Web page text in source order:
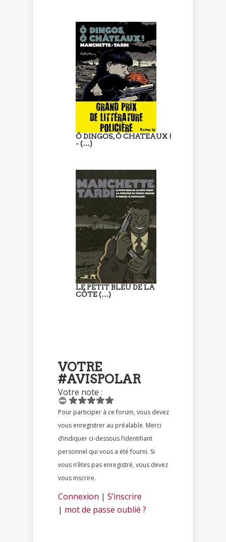
Ô DINGOS, Ô CHATEAUX !
- (…)
LE PETIT BLEU DE LA
CÔTE (…)
VOTRE
#AVISPOLAR
Votre note :
Pour participer à ce forum, vous devez
vous enregistrer au préalable. Merci
d’indiquer ci-dessous l’identifiant
personnel qui vous a été fourni. Si
vous n’êtes pas enregistré, vous devez
vous inscrire.
Connexion | S’inscrire
| mot de passe oublié ?